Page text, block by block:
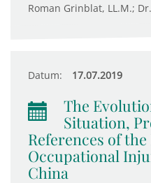
Roman Grinblat, LL.M.;
Datum: 17.07.2019
The
Situation,
References of
Occupational
China